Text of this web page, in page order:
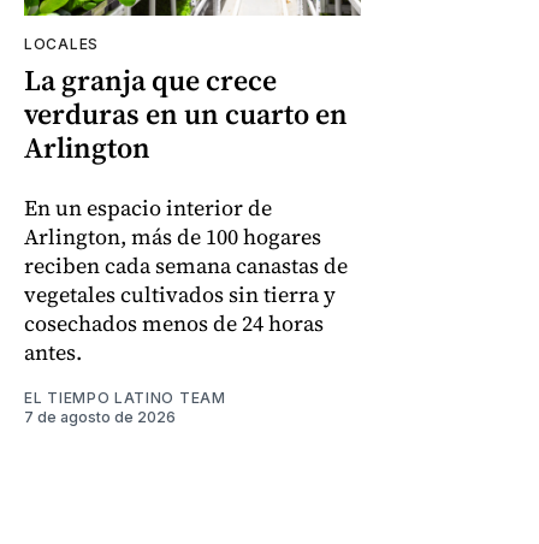
LOCALES
La granja que crece
verduras en un cuarto en
Arlington
En un espacio interior de
Arlington, más de 100 hogares
reciben cada semana canastas de
vegetales cultivados sin tierra y
cosechados menos de 24 horas
antes.
EL TIEMPO LATINO TEAM
7 de agosto de 2026